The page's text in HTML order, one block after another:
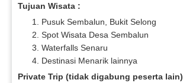
Tujuan Wisata :
Pusuk Sembalun, Bukit Selong
Spot Wisata Desa Sembalun
Waterfalls Senaru
Destinasi Menarik lainnya
Private Trip (tidak digabung peserta lain)